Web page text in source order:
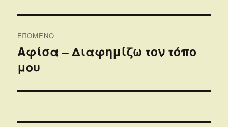
ΕΠΌΜΕΝΟ
Επόμενο
άρθρο:
Αφίσα – Διαφημίζω τον τόπο
μου